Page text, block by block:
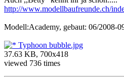
http://www.modellbaufreunde.ch/
Modell:Academy, gebaut: 06/2008-
Typhoon bubble.jpg
37.63 KB, 700x418
viewed 736 times